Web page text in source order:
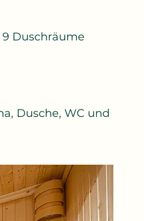
9 Duschräume
Dusche, WC und